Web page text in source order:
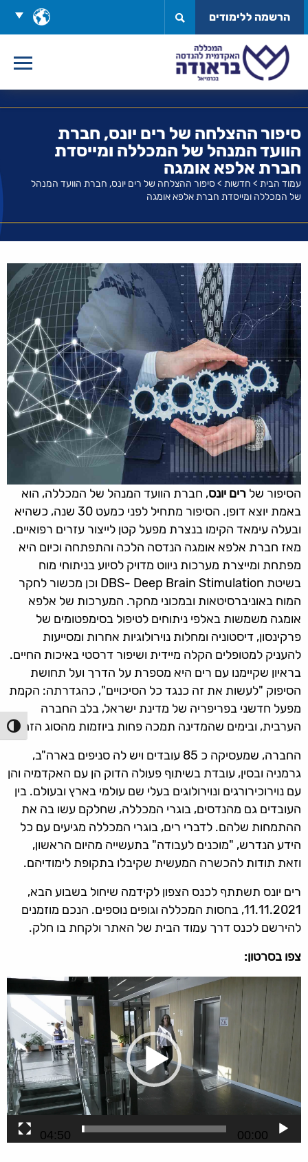
לתוכן
הפעל/
בחר
שפה
הרשמה ללימודים
סיפור ההצלחה של רים יונס, חברת
הוועד המנהל של המכללה ומייסדת
חברת אלפא אומגה
עמוד הבית > חדשות >סיפור ההצלחה של רים יונס, חברת הוועד המנהל
של המכללה ומייסדת חברת אלפא אומגה
הסיפור של רים יונס, חברת הוועד המנהל של המכללה, הוא
באמת יוצא דופן. הסיפור מתחיל לפני כמעט 30 שנה, כשהיא
ובעלה עימאד הקימו בנצרת מפעל קטן לייצור עזרים רפואיים.
מאז חברת אלפא אומגה הנדסה הלכה והתפתחה וכיום היא
מפתחת ומייצרת מערכות ניווט מדויק לסיוע בניתוחי מוח
בשיטת DBS- Deep Brain Stimulation וכן מכשור לחקר
המוח באוניברסיטאות ובמכוני מחקר. המערכות של אלפא
אומגה משמשות באלפי ניתוחים לטיפול בסימפטומים של
פרקינסון, דיסטוניה ומחלות נוירולוגיות אחרות ומסייעות
להעניק למטופלים הקלה מיידית ושיפור דרסטי באיכות החיים.
בראיון שקיימנו עם רים היא מספרת על הדרך ועל תחושת
הסיפוק "לעשות את זה כנגד כל הסיכויים", כהגדרתה: הקמת
מפעל חדשני בפריפריה של מדינת ישראל, בלב החברה
הערבית, ובימים שהמדינה תמכה פחות ביוזמות מהסוג הזה.
החברה, שמעסיקה כ 85 עובדים ויש לה סניפים בארה"ב,
גרמניה ובסין, עובדת בשיתוף פעולה הדוק הן עם האקדמיה והן
עם נוירוכירורגים ונוירולוגים בעלי שם עולמי בארץ ובעולם. בין
העובדים גם מהנדסים, בוגרי המכללה, שחלקם עשו בה את
ההתמחות שלהם. לדברי רים, בוגרי המכללה מגיעים עם כל
הידע הנדרש, "מוכנים לעבודה" בתעשייה מהיום הראשון,
וזאת תודות להכשרה המעשית שקיבלו בתקופת לימודיהם.
רים יונס תשתתף לכנס הצפון לקידמה שיחול בשבוע הבא,
11.11.2021, בחסות המכללה וגופים נוספים. הנכם מוזמנים
להירשם לכנס דרך עמוד הבית של האתר ולקחת בו חלק.
צפו בסרטון:
נגן
וידאו
00:00
04:50